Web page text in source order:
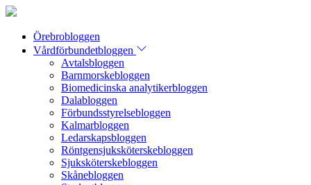
Örebrobloggen
Vårdförbundetbloggen
Avtalsbloggen
Barnmorskebloggen
Biomedicinska analytikerbloggen
Dalabloggen
Förbundsstyrelsebloggen
Kalmarbloggen
Ledarskapsbloggen
Röntgensjuksköterskebloggen
Sjuksköterskebloggen
Skånebloggen